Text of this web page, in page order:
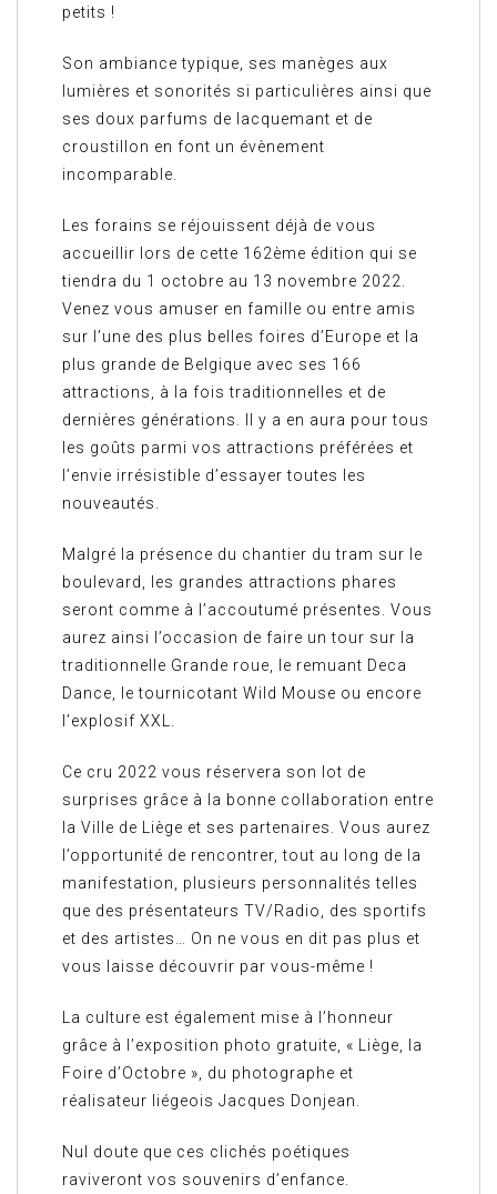
petits !
Son ambiance typique, ses manèges aux
lumières et sonorités si particulières ainsi que
ses doux parfums de lacquemant et de
croustillon en font un évènement
incomparable.
Les forains se réjouissent déjà de vous
accueillir lors de cette 162ème édition qui se
tiendra du 1 octobre au 13 novembre 2022.
Venez vous amuser en famille ou entre amis
sur l’une des plus belles foires d’Europe et la
plus grande de Belgique avec ses 166
attractions, à la fois traditionnelles et de
dernières générations. Il y a en aura pour tous
les goûts parmi vos attractions préférées et
l’envie irrésistible d’essayer toutes les
nouveautés.
Malgré la présence du chantier du tram sur le
boulevard, les grandes attractions phares
seront comme à l’accoutumé présentes. Vous
aurez ainsi l’occasion de faire un tour sur la
traditionnelle Grande roue, le remuant Deca
Dance, le tournicotant Wild Mouse ou encore
l’explosif XXL.
Ce cru 2022 vous réservera son lot de
surprises grâce à la bonne collaboration entre
la Ville de Liège et ses partenaires. Vous aurez
l’opportunité de rencontrer, tout au long de la
manifestation, plusieurs personnalités telles
que des présentateurs TV/Radio, des sportifs
et des artistes… On ne vous en dit pas plus et
vous laisse découvrir par vous-même !
La culture est également mise à l’honneur
grâce à l’exposition photo gratuite, « Liège, la
Foire d’Octobre », du photographe et
réalisateur liégeois Jacques Donjean.
Nul doute que ces clichés poétiques
raviveront vos souvenirs d’enfance.